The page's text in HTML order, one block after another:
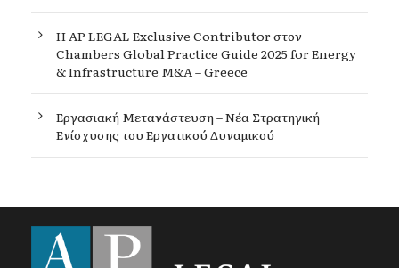
Η AP LEGAL Exclusive Contributor στον
Chambers Global Practice Guide 2025 for Energy
& Infrastructure M&A – Greece
Εργασιακή Μετανάστευση – Νέα Στρατηγική
Ενίσχυσης του Εργατικού Δυναμικού